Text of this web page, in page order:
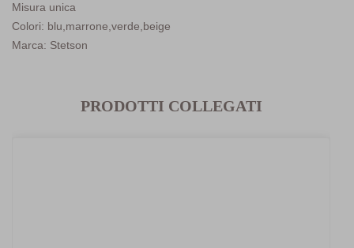
Misura unica
Colori: blu,marrone,verde,beige
Marca: Stetson
PRODOTTI COLLEGATI